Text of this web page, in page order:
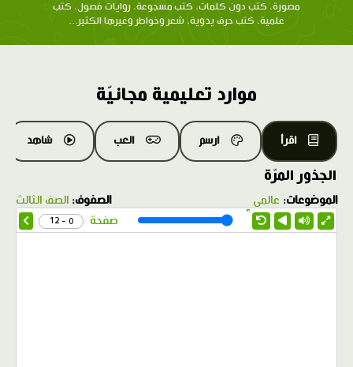
مصورة، كتب دون كلمات، كتب مسجوعة، روايات فصول، كتب
علمية، كتب حرف يدوية، شعر وخواطر وغيرها الكثير...
موارد تعليمية مجانيّة
اقرأ ارسم العب شاهد
الجذور المرّة
الموضوعات: عالمي الصفوف: الصف الثالث
1.0X
صفحة 0 - 12